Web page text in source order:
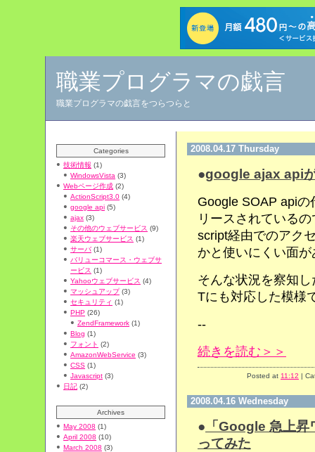
職業プログラマの戯言
職業プログラマの戯言をつらつらと
Categories
技術情報 (1)
WindowsVista (3)
Webページ作成 (2)
ActionScript3.0 (4)
google api (5)
ajax (3)
その他のウェブサービス (9)
楽天ウェブサービス (1)
サーバ (1)
バリューコマース・ウェブサ
ービス (1)
Yahooウェブサービス (4)
マッシュアップ(3)
セキュリティ (1)
PHP (26)
ZendFramework (1)
Blog (1)
フォント (2)
AmazonWebService (3)
CSS (1)
Javascript (3)
日記 (2)
Archives
May 2008 (1)
April 2008 (10)
March 2008 (3)
2008.04.17 Thursday
●google ajax api
Google SOAP api
リースされている
script経由でのアク
かと使いにくい面
そんな状況を察知
Tにも対応した模様
--
続きを読む＞＞
Posted at 11:12 |
2008.04.16 Wednesday
● 「Google 急上
ってみた